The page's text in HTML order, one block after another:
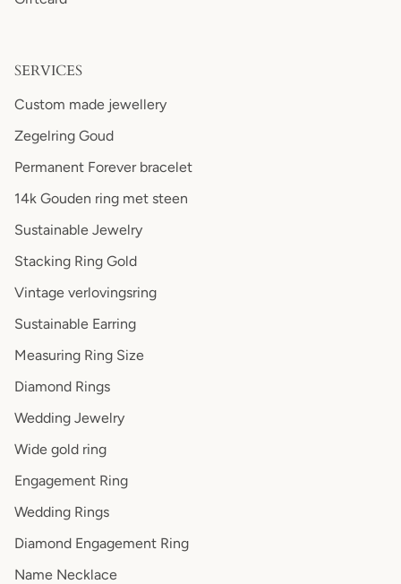
SERVICES
Custom made jewellery
Zegelring Goud
Permanent Forever bracelet
14k Gouden ring met steen
Sustainable Jewelry
Stacking Ring Gold
Vintage verlovingsring
Sustainable Earring
Measuring Ring Size
Diamond Rings
Wedding Jewelry
Wide gold ring
Engagement Ring
Wedding Rings
Diamond Engagement Ring
Name Necklace